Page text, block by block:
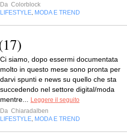
Da Colorblock
LIFESTYLE MODA E TREND
Ci siamo, dopo essermi documentata
molto in questo mese sono pronta per
darvi spunti e news su quello che sta
succedendo nel settore digital/moda
mentre...
Leggere il seguito
Da Chiaradalben
LIFESTYLE MODA E TREND